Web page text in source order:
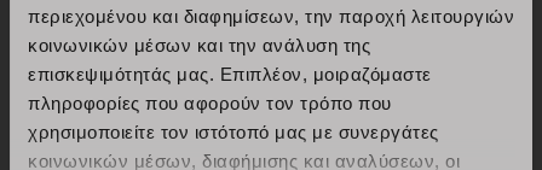
περιεχομένου και διαφημίσεων, την παροχή λειτουργιών
κοινωνικών μέσων και την ανάλυση της
επισκεψιμότητάς μας. Επιπλέον, μοιραζόμαστε
πληροφορίες που αφορούν τον τρόπο που
χρησιμοποιείτε τον ιστότοπό μας με συνεργάτες
κοινωνικών μέσων, διαφήμισης και αναλύσεων, οι